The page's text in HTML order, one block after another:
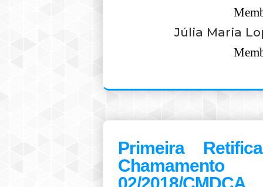
Júlia Maria
Primeira